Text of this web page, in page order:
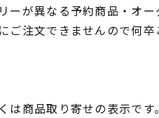
ーが異なる予約商品・オー
ご注文できませんので何卒
商品取り寄せの表示です。